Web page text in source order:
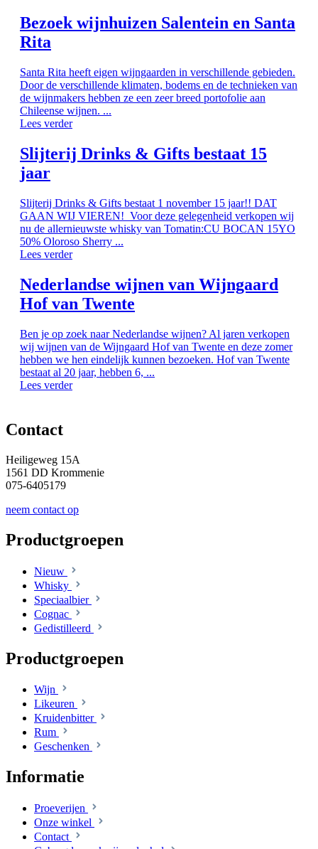
Bezoek wijnhuizen Salentein en Santa
Rita
Santa Rita heeft eigen wijngaarden in verschillende gebieden.
Door de verschillende klimaten, bodems en de technieken van
de wijnmakers hebben ze een zeer breed portofolie aan
Chileense wijnen. ...
Lees verder
Slijterij Drinks & Gifts bestaat 15
jaar
Slijterij Drinks & Gifts bestaat 1 november 15 jaar!! DAT
GAAN WIJ VIEREN! Voor deze gelegenheid verkopen wij
nu de allernieuwste whisky van Tomatin:CU BOCAN 15YO
50% Oloroso Sherry ...
Lees verder
Nederlandse wijnen van Wijngaard
Hof van Twente
Ben je op zoek naar Nederlandse wijnen? Al jaren verkopen
wij wijnen van de Wijngaard Hof van Twente en deze zomer
hebben we hen eindelijk kunnen bezoeken. Hof van Twente
bestaat al 20 jaar, hebben 6, ...
Lees verder
Contact
Heiligeweg 15A
1561 DD Krommenie
075-6405179
neem contact op
Productgroepen
Nieuw
Whisky
Speciaalbier
Cognac
Gedistilleerd
Productgroepen
Wijn
Likeuren
Kruidenbitter
Rum
Geschenken
Informatie
Proeverijen
Onze winkel
Contact